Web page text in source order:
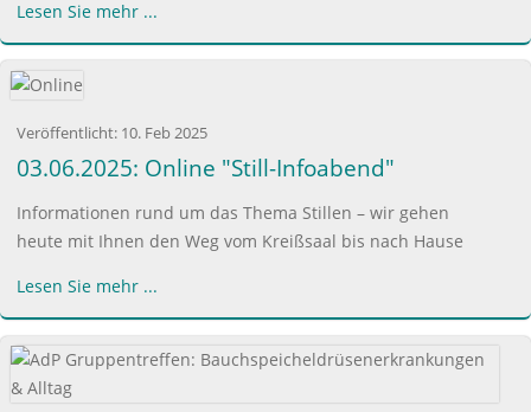
Lesen Sie mehr ...
Veröffentlicht: 10. Feb 2025
03.06.2025: Online "Still-Infoabend"
Informationen rund um das Thema Stillen – wir gehen
heute mit Ihnen den Weg vom Kreißsaal bis nach Hause
Lesen Sie mehr ...